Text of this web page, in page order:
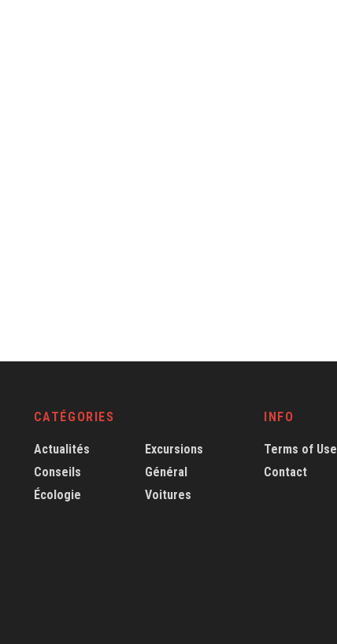
CATÉGORIES
Actualités
Conseils
Écologie
Excursions
Général
Voitures
INFO
Terms of Use
Contact